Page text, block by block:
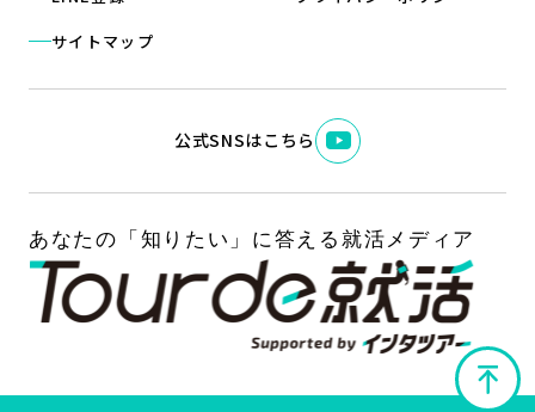
サイトマップ
公式SNSはこちら